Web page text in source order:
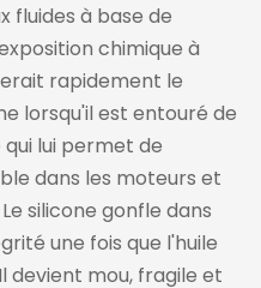
fluides à base de
chimique à
rapidement le
lorsqu'il est entouré de
lui permet de
dans les moteurs et
silicone gonfle dans
une fois que l'huile
devient mou, fragile et